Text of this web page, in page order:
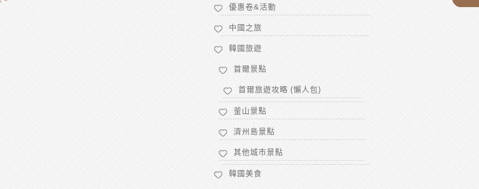
優惠卷&活動
中國之旅
韓國旅遊
首爾景點
首爾旅遊攻略 (懶人包)
釜山景點
濟州島景點
其他城市景點
韓國美食